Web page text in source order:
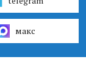
макс